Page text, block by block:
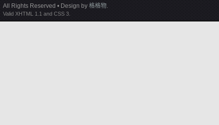
All Rights Reserved • Design by 格格物.
Valid XHTML 1.1 and CSS 3.